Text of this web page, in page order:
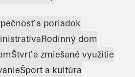
a poriadok
Rodinný dom
Štvrť a zmiešané využitie
Šport a kultúra